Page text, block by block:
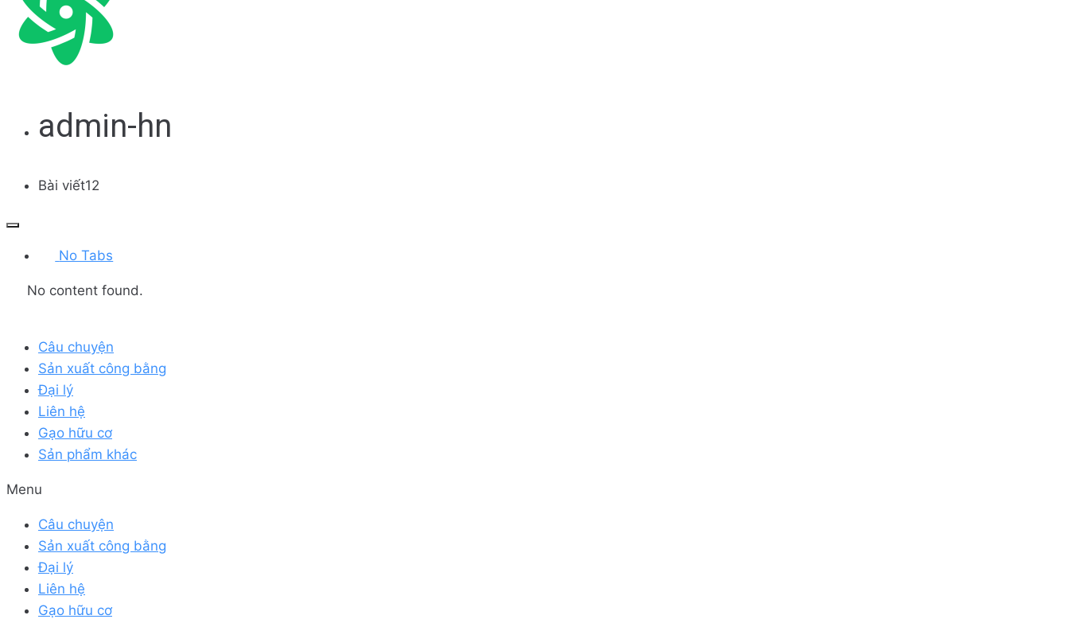
admin-hn
Bài viết12
No Tabs
No content found.
Câu chuyện
Sản xuất công bằng
Đại lý
Liên hệ
Gạo hữu cơ
Sản phẩm khác
Menu
Câu chuyện
Sản xuất công bằng
Đại lý
Liên hệ
Gạo hữu cơ